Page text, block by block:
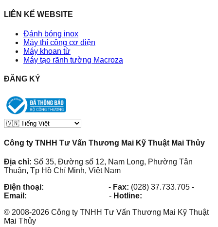
LIÊN KẾ WEBSITE
Đánh bóng inox
Máy thí công cơ điện
Máy khoan từ
Máy tạo rãnh tường Macroza
ĐĂNG KÝ
Công ty TNHH Tư Vấn Thương Mai Kỹ Thuật Mai Thủy
Địa chỉ: Số 35, Đường số 12, Nam Long, Phường Tân
Thuận, Tp Hồ Chí Minh, Việt Nam
Điện thoại:
- Fax: (028) 37.733.705 -
Email:
- Hotline:
© 2008-2026 Công ty TNHH Tư Vấn Thương Mai Kỹ Thuật
Mai Thủy